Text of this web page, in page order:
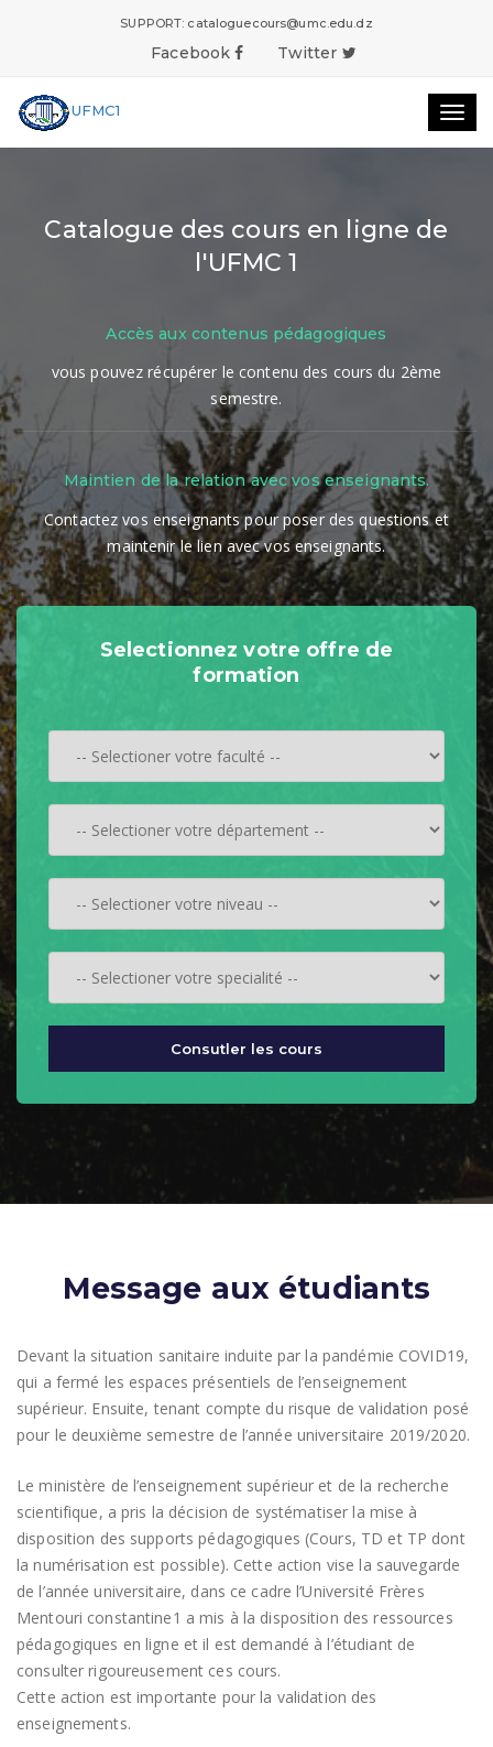
SUPPORT: cataloguecours@umc.edu.dz
Facebook Twitter
UFMC1
Catalogue des cours en ligne de
l'UFMC 1
Accès aux contenus pédagogiques
vous pouvez récupérer le contenu des cours du 2ème
semestre.
Maintien de la relation avec vos enseignants.
Contactez vos enseignants pour poser des questions et
maintenir le lien avec vos enseignants.
Selectionnez votre offre de
formation
Message aux étudiants
Devant la situation sanitaire induite par la pandémie COVID19,
qui a fermé les espaces présentiels de l’enseignement
supérieur. Ensuite, tenant compte du risque de validation posé
pour le deuxième semestre de l’année universitaire 2019/2020.
Le ministère de l’enseignement supérieur et de la recherche
scientifique, a pris la décision de systématiser la mise à
disposition des supports pédagogiques (Cours, TD et TP dont
la numérisation est possible). Cette action vise la sauvegarde
de l’année universitaire, dans ce cadre l’Université Frères
Mentouri constantine1 a mis à la disposition des ressources
pédagogiques en ligne et il est demandé à l’étudiant de
consulter rigoureusement ces cours.
Cette action est importante pour la validation des
enseignements.